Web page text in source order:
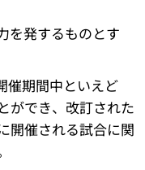
を発するものとす
催期間中といえど
ができ、改訂された
開催される試合に関